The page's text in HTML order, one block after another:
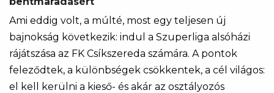
Ami eddig volt, a múlté, most egy teljesen új
bajnokság következik: indul a Szuperliga alsóházi
rájátszása az FK Csíkszereda számára. A pontok
feleződtek, a különbségek csökkentek, a cél világos:
el kell kerülni a kieső- és akár az osztályozós